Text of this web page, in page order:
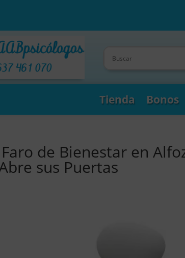
Tienda Bonos
de Bienestar en
sus Puertas